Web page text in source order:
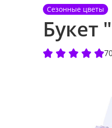
Сезонные цветы
Букет